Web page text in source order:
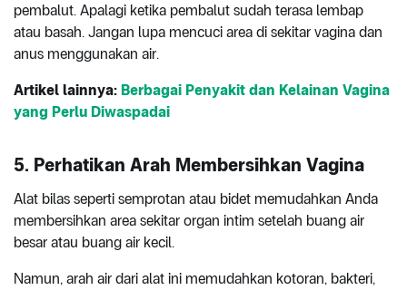
pembalut. Apalagi ketika pembalut sudah terasa lembap
atau basah. Jangan lupa mencuci area di sekitar vagina dan
anus menggunakan air.
Artikel lainnya: Berbagai Penyakit dan Kelainan Vagina
yang Perlu Diwaspadai
5. Perhatikan Arah Membersihkan Vagina
Alat bilas seperti semprotan atau bidet memudahkan Anda
membersihkan area sekitar organ intim setelah buang air
besar atau buang air kecil.
Namun, arah air dari alat ini memudahkan kotoran, bakteri,